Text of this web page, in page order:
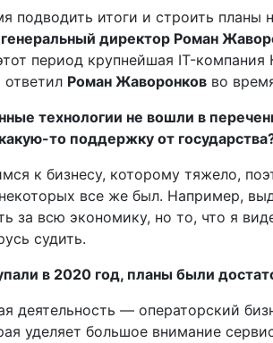
подводить итоги и строить планы
генеральный директор Роман
период крупнейшая IT-
Роман Жаворонков во
технологии не вошли в
то поддержку от
к бизнесу, которому тяжело,
все же был. Например,
за всю экономику, но то, что я
судить.
в 2020 год, планы были
деятельность — операторский
уделяет большое внимание